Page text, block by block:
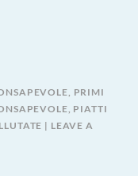
PRIMI
PIATTI
LEAVE A